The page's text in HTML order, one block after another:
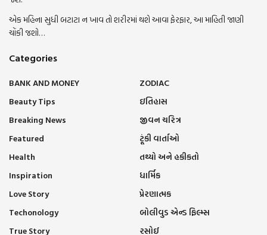
એક મહિના સુધી બટાટા ન ખાવ તો શરીરમાં થશે આવા ફેરફાર, આ માહિતી જાણી
ચોંકી જશો…
Categories
BANK AND MONEY
Beauty Tips
Breaking News
Featured
Health
Inspiration
Love Story
Techonology
True Story
ZODIAC
ઇતિહાસ
જીવન ચરિત્ર
ટૂંકી વાર્તાઓ
તથ્યો અને હકીકતો
ધાર્મિક
પ્રેરણાત્મક
બોલીવુડ એન્ડ ફિલ્મ્સ
રસોઈ